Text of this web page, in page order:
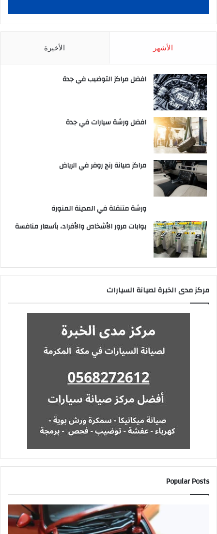
الأشهر الأخيرة
افضل مراكز التوضيب في جدة
افضل ورشة سيارات في جدة
مراكز صيانة رنج روفر في الرياض
ورشة متنقلة في المدينة المنورة
بوابات مرور الأشخاص والأفراد، بأسعار منافسة
مركز مدى الخبرة لصيانة السيارات
Popular Posts